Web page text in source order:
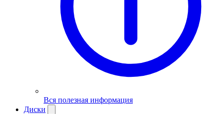
Вся полезная информация
Диски